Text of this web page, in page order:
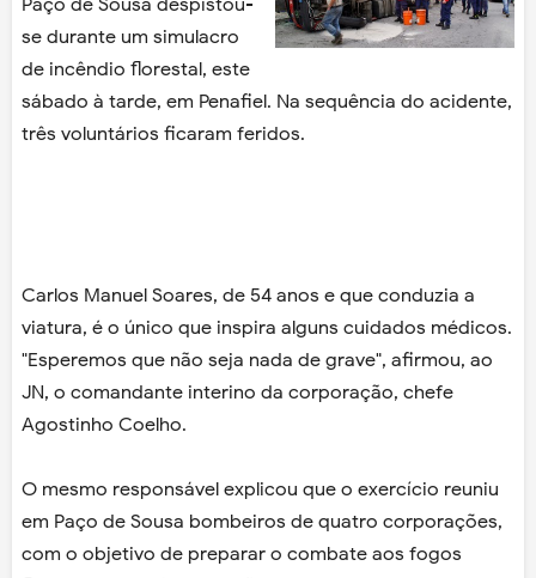
Paço de Sousa despistou-
se durante um simulacro
de incêndio florestal, este
sábado à tarde, em Penafiel. Na sequência do acidente,
três voluntários ficaram feridos.
Carlos Manuel Soares, de 54 anos e que conduzia a
viatura, é o único que inspira alguns cuidados médicos.
"Esperemos que não seja nada de grave", afirmou, ao
JN, o comandante interino da corporação, chefe
Agostinho Coelho.
O mesmo responsável explicou que o exercício reuniu
em Paço de Sousa bombeiros de quatro corporações,
com o objetivo de preparar o combate aos fogos